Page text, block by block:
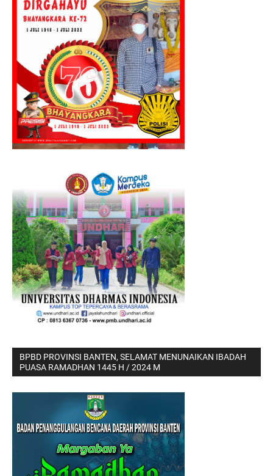
BPBD PROVINSI BANTEN, SELAMAT MENUNAIKAN IBADAH
PUASA RAMADHAN 1445 H / 2024 M